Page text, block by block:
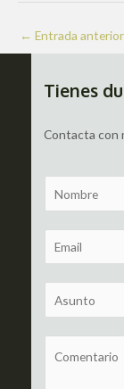
Navegación
de
← Entrada anterior
Tienes
Contacta con
a
m
m
a
u
b